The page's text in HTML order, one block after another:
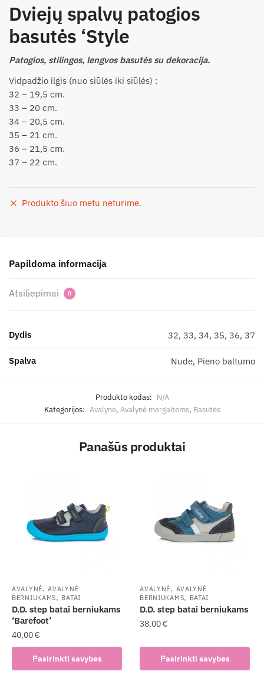
Dviejų spalvų patogios
basutės ‘Style
Patogios, stilingos, lengvos basutės su dekoracija.
Vidpadžio ilgis (nuo siūlės iki siūlės) :
32 – 19,5 cm.
33 – 20 cm.
34 – 20,5 cm.
35 – 21 cm.
36 – 21,5 cm.
37 – 22 cm.
Produkto šiuo metu neturime.
Papildoma informacija
Atsiliepimai 0
Dydis 32, 33, 34, 35, 36, 37
Spalva Nude, Pieno baltumo
Produkto kodas: N/A
Kategorijos: Avalynė, Avalynė mergaitėms, Basutės
Panašūs produktai
AVALYNĖ,AVALYNĖ
BERNIUKAMS, BATAI
D.D. step batai berniukams
‘Barefoot’
40,00€
Pasirinkti savybes
product
AVALYNĖ, AVALYNĖ
BERNIUKAMS, BATAI
D.D. step batai berniukams
38,00€
Pasirinkti savybes
product
has